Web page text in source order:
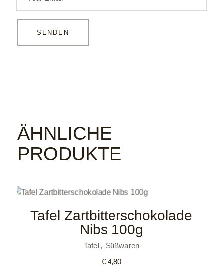
SENDEN
ÄHNLICHE
PRODUKTE
Tafel Zartbitterschokolade
Nibs 100g
Tafel
Süßwaren
€4,80